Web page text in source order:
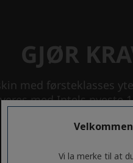
Vi la merke til at